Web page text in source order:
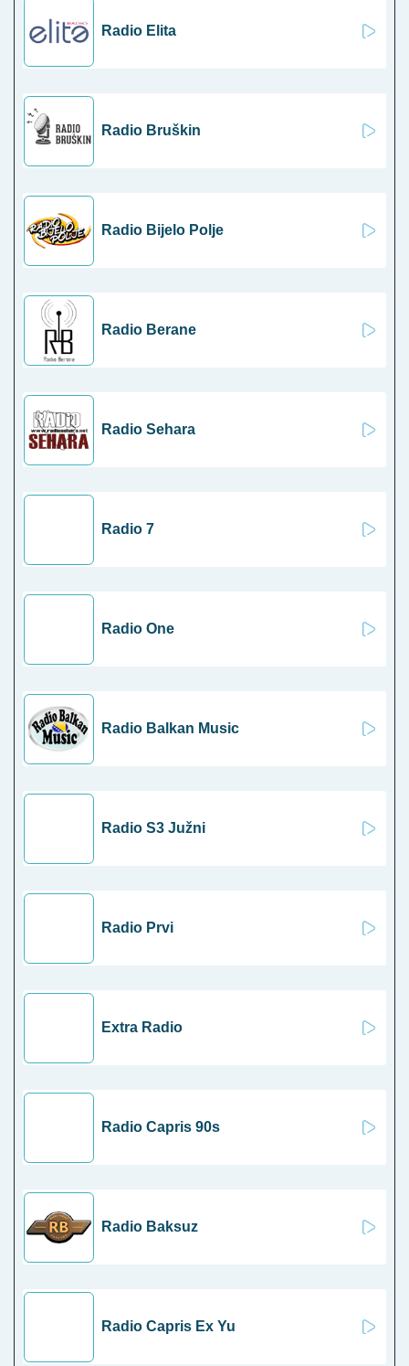
Radio Elita
Radio Bruškin
Radio Bijelo Polje
Radio Berane
Radio Sehara
Radio 7
Radio One
Radio Balkan Music
Radio S3 Južni
Radio Prvi
Extra Radio
Radio Capris 90s
Radio Baksuz
Radio Capris Ex Yu